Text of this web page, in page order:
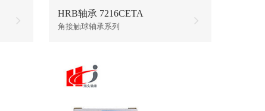
HRB轴承 7216CETA
角接触球轴承系列